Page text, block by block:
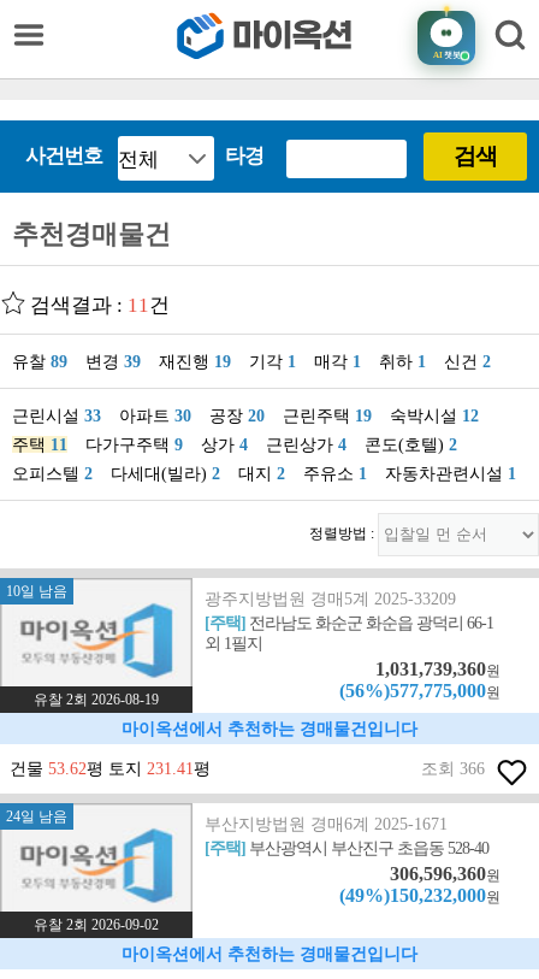
AI챗봇
사건번호 타경 검색
추천경매물건
검색결과 : 11건
유찰 89 변경 39 재진행 19 기각 1 매각 1 취하 1 신건 2
근린시설 33 아파트 30 공장 20 근린주택 19 숙박시설 12
주택 11 다가구주택 9 상가 4 근린상가 4 콘도(호텔) 2
오피스텔 2 다세대(빌라) 2 대지 2 주유소 1 자동차관련시설 1
정렬방법 :
10일 남음
유찰 2회 2026-08-19
광주지방법원 경매5계 2025-33209
[주택] 전라남도 화순군 화순읍 광덕리 66-1
외 1필지
1,031,739,360원
(56%)577,775,000원
마이옥션에서 추천하는 경매물건입니다
건물 53.62평 토지 231.41평 조회 366
24일 남음
유찰 2회 2026-09-02
부산지방법원 경매6계 2025-1671
[주택] 부산광역시 부산진구 초읍동 528-40
306,596,360원
(49%)150,232,000원
마이옥션에서 추천하는 경매물건입니다